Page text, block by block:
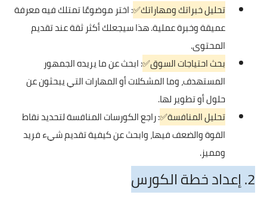
تحليل خبراتك ومهاراتك✅: اختر موضوعًا تمتلك فيه معرفة
عميقة وخبرة عملية. هذا سيجعلك أكثر ثقة عند تقديم
المحتوى.
بحث احتياجات السوق✅: ابحث عن ما يريده الجمهور
المستهدف، وما المشكلات أو المهارات التي يبحثون عن
حلول أو تطوير لها.
تحليل المنافسة✅: راجع الكورسات المنافسة لتحديد نقاط
القوة والضعف فيها، وابحث عن كيفية تقديم شيء فريد
ومميز.
2. إعداد خطة الكورس